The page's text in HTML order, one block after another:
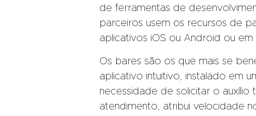
de ferramentas de
parceiros usem os recursos de
aplicativos iOS ou Android ou em
Os bares são os que mais se
aplicativo intuitivo, instalado em
necessidade de solicitar o
atendimento, atribui velocidade